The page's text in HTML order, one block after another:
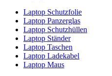
Laptop Schutzfolie
Laptop Panzerglas
Laptop Schutzhüllen
Laptop Ständer
Laptop Taschen
Laptop Ladekabel
Laptop Maus